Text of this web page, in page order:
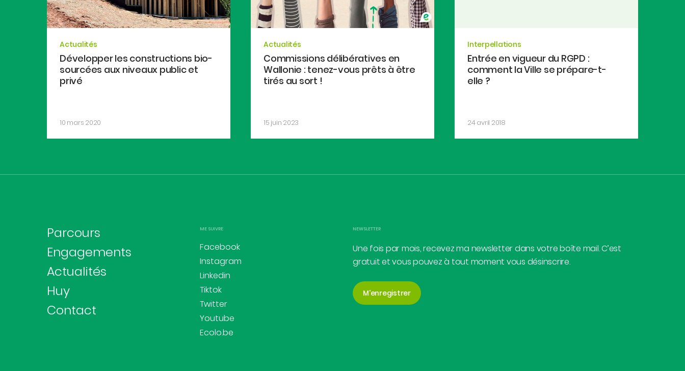
Actualités
Développer les constructions bio-
sourcées aux niveaux public et
privé
10 mars 2020
Actualités
Commissions délibératives en
Wallonie : tenez-vous prêts à être
tirés au sort !
15 juin 2023
Interpellations
Entrée en vigueur du RGPD :
comment la Ville se prépare-t-
elle ?
24 avril 2018
Parcours
Engagements
Actualités
Huy
Contact
ME SUIVRE
Facebook
Instagram
Linkedin
Tiktok
Twitter
Youtube
Ecolo.be
NEWSLETTER
Une fois par mois, recevez ma newsletter dans votre boîte mail. C’est
gratuit et vous pouvez à tout moment vous désinscrire.
M'enregistrer